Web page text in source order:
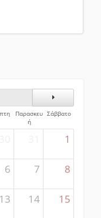
Επόμενος
Παρασκευ
ή
Σάββατο
1
6 7 8
13 14 15